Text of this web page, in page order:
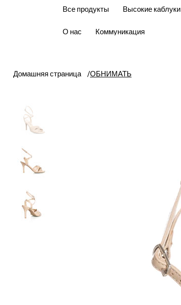
Все продукты Высокие каблуки
О нас Коммуникация
Домашняя страница /ОБНИМАТЬ